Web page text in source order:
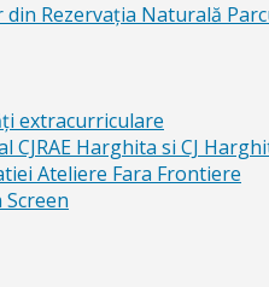
Rezervaţia Naturală
extracurriculare
Harghita si CJ
Ateliere Fara Frontiere